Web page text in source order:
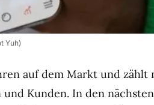
Yuh)
auf dem Markt und zählt
und Kunden. In den nächsten